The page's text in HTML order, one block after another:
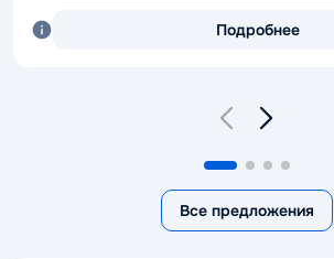
Подробнее
Все предложения